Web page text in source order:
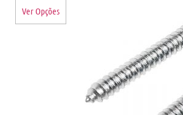
Ver Opções